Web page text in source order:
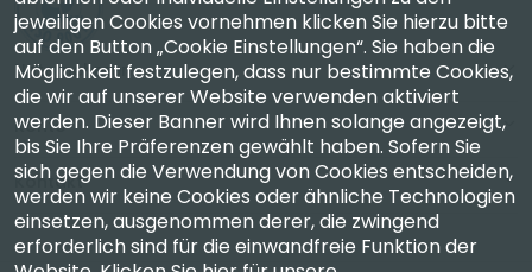
Unternehmen
Konto
Kontakt
jeweiligen Cookies vornehmen klicken Sie hierzu bitte
auf den Button „Cookie Einstellungen“. Sie haben die
Möglichkeit festzulegen, dass nur bestimmte Cookies,
die wir auf unserer Website verwenden aktiviert
werden. Dieser Banner wird Ihnen solange angezeigt,
bis Sie Ihre Präferenzen gewählt haben. Sofern Sie
sich gegen die Verwendung von Cookies entscheiden,
werden wir keine Cookies oder ähnliche Technologien
einsetzen, ausgenommen derer, die zwingend
erforderlich sind für die einwandfreie Funktion der